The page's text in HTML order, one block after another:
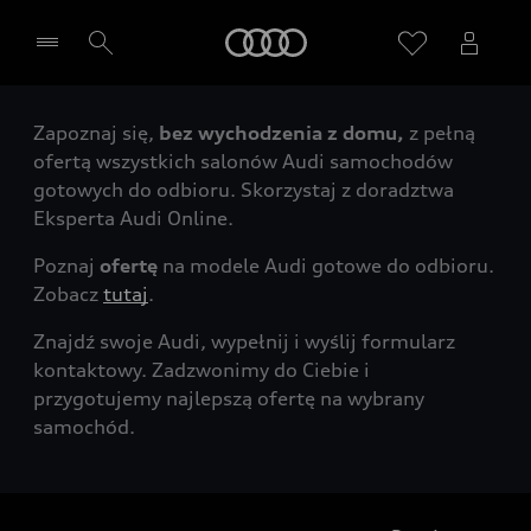
Wybierz Twojego Partnera Audi
Zapoznaj się, bez wychodzenia z domu, z pełną
ofertą wszystkich salonów Audi samochodów
gotowych do odbioru. Skorzystaj z doradztwa
Eksperta Audi Online.
Poznaj ofertę na modele Audi gotowe do odbioru.
Zobacz tutaj.
Znajdź swoje Audi, wypełnij i wyślij formularz
kontaktowy. Zadzwonimy do Ciebie i
przygotujemy najlepszą ofertę na wybrany
samochód.